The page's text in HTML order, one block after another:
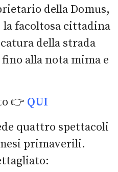
della Domus,
la facoltosa cittadina
della strada
alla nota mima e
👉 QUI
quattro spettacoli
primaverili.